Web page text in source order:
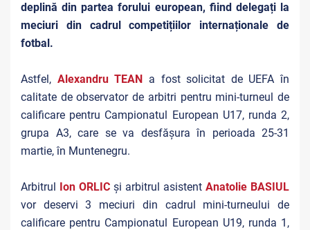
deplină din partea forului european, fiind delegați la
meciuri din cadrul competițiilor internaționale de
fotbal.
Astfel, Alexandru TEAN a fost solicitat de UEFA în
calitate de observator de arbitri pentru mini-turneul de
calificare pentru Campionatul European U17, runda 2,
grupa A3, care se va desfășura în perioada 25-31
martie, în Muntenegru.
Arbitrul Ion ORLIC și arbitrul asistent Anatolie BASIUL
vor deservi 3 meciuri din cadrul mini-turneului de
calificare pentru Campionatul European U19, runda 1,